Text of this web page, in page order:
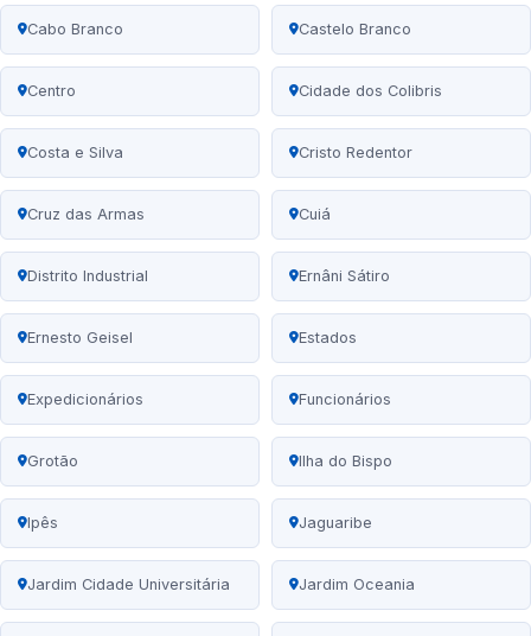
Cabo Branco Castelo Branco
Centro Cidade dos Colibris
Costa e Silva Cristo Redentor
Cruz das Armas Cuiá
Distrito Industrial Ernâni Sátiro
Ernesto Geisel Estados
Expedicionários Funcionários
Grotão Ilha do Bispo
Ipês Jaguaribe
Jardim Cidade Universitária Jardim Oceania